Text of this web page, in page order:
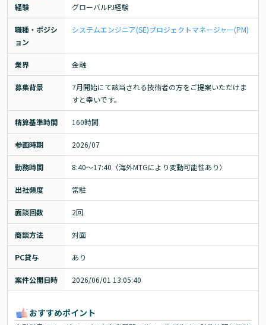
経験
グローバルPJ経験
職種・ポジシ
ョン
システムエンジニア(SE)プロジェクトマネージャー(PM)
業界 金融
募集背景
7月開始にて該当される技術者の方をご提案いただけま
すと幸いです。
精算基準時間 160時間
参画時期 2026/07
勤務時間 8:40～17:40（海外MTGにより変動可能性あり）
出社頻度 常駐
面談回数 2回
商談方法 対面
PC貸与 あり
案件公開日時 2026/06/01 13:05:40
おすすめポイント